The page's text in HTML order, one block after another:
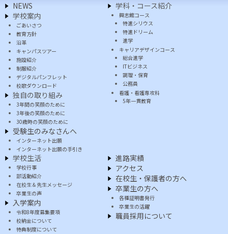
NEWS
学校案内
ごあいさつ
教育方針
沿革
キャンパスツアー
施設紹介
制服紹介
デジタルパンフレット
校歌ダウンロード
独自の取り組み
3年間の笑顔のために
3年後の笑顔のために
30歳時の笑顔のために
受験生のみなさんへ
インターネット出願
インターネット出願の手引き
学科・コース紹介
興志館コース
特進シリウス
特進ドリーム
進学
キャリアデザインコース
総合進学
ITビジネス
調理・保育
公務員
看護・看護専攻科
5年一貫教育
学校生活
学校行事
部活動紹介
在校生＆先生メッセージ
卒業生の声
入学案内
令和8年度募集要項
校納金について
特典制度について
進路実績
アクセス
在校生・保護者の方へ
卒業生の方へ
各種証明書発行
卒業生の活躍
職員採用について